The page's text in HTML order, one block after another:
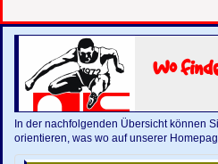
Wo
In der nachfolgenden Übersicht können
orientieren, was wo auf unserer